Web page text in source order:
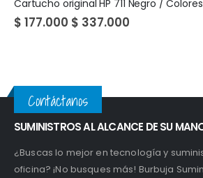
/ Colores
Contáctanos
SUMINISTROS AL ALCANCE DE SU
¿Buscas lo mejor en tecnología y
oficina? ¡No busques más! Burbuja